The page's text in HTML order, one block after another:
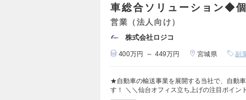
車総合ソリューション◆
営業（法人向け）
株式会社ロジコ
400万円 ～ 449万円 宮城県 副
★自動車の輸送事業を展開する当社で、自動
す！ ＼＼仙台オフィス立ち上げの注目ポイン